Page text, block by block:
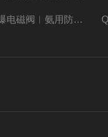
♀防爆电磁阀︳氨用防爆紧急切断阀